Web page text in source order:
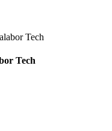
Tech
Tech